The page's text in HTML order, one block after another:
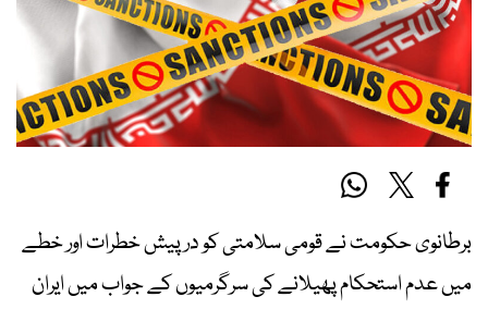
برطانوی حکومت نے قومی سلامتی کو درپیش خطرات اور خطے
میں عدم استحکام پھیلانے کی سرگرمیوں کے جواب میں ایران